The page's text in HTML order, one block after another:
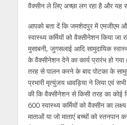
वैक्सीन ले लिए अच्छा लग रहा है और यह
आपको बता दें कि जमशेदपुर में एमजीएम
स्वास्थ्य कर्मियों को वैक्सीनेशन किया
मुसाबनी, जुगसलाई आदि सामुदायिक
के वैक्सीनेशन देने का कार्य प्रारंभ हो गया।
तरह से पालन करने के बाद पोटका के
प्रभारी मृत्युंजय धावड़िया ने लिया एवं
की कि वैक्सीनेशन से किसी तरह का कोई
600 स्वास्थ्य कर्मियों को वैक्सीन का
माताओं या जो माताएं बच्चों को स्तनपान